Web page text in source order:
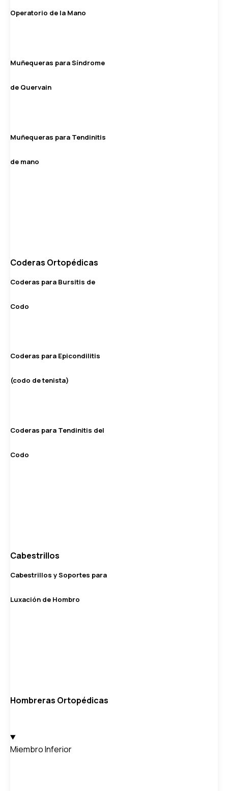
Operatorio de la Mano
Muñequeras para Síndrome
de Quervain
Muñequeras para Tendinitis
de mano
Coderas Ortopédicas
Coderas para Bursitis de
Codo
Coderas para Epicondilitis
(codo de tenista)
Coderas para Tendinitis del
Codo
Cabestrillos
Cabestrillos y Soportes para
Luxación de Hombro
Hombreras Ortopédicas
Miembro Inferior